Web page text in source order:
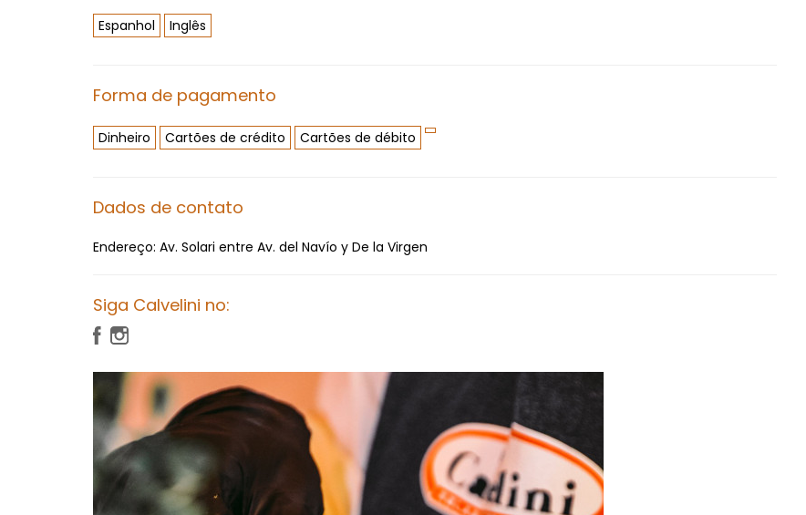
Espanhol Inglês
Forma de pagamento
Dinheiro Cartões de crédito Cartões de débito
Dados de contato
Endereço: Av. Solari entre Av. del Navío y De la Virgen
Siga Calvelini no: